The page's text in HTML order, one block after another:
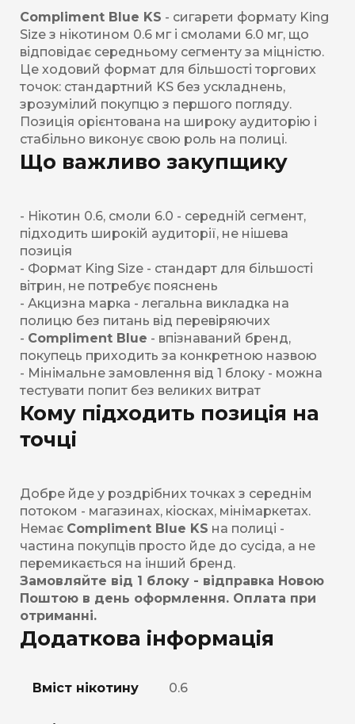
Compliment Blue KS - сигарети формату King
Size з нікотином 0.6 мг і смолами 6.0 мг, що
відповідає середньому сегменту за міцністю.
Це ходовий формат для більшості торгових
точок: стандартний KS без ускладнень,
зрозумілий покупцю з першого погляду.
Позиція орієнтована на широку аудиторію і
стабільно виконує свою роль на полиці.
Що важливо закупщику
- Нікотин 0.6, смоли 6.0 - середній сегмент,
підходить широкій аудиторії, не нішева
позиція
- Формат King Size - стандарт для більшості
вітрин, не потребує пояснень
- Акцизна марка - легальна викладка на
полицю без питань від перевіряючих
- Compliment Blue - впізнаваний бренд,
покупець приходить за конкретною назвою
- Мінімальне замовлення від 1 блоку - можна
тестувати попит без великих витрат
Кому підходить позиція на
точці
Добре йде у роздрібних точках з середнім
потоком - магазинах, кіосках, мінімаркетах.
Немає Compliment Blue KS на полиці -
частина покупців просто йде до сусіда, а не
перемикається на інший бренд.
Замовляйте від 1 блоку - відправка Новою
Поштою в день оформлення. Оплата при
отриманні.
Додаткова інформація
Вміст нікотину 0.6